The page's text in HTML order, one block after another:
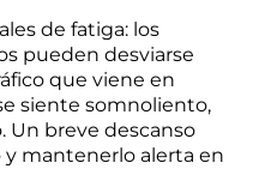
de fatiga: los
​​pueden desviarse
que viene en
siente somnoliento,
Un breve descanso
mantenerlo alerta en